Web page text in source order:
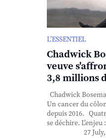
L’ESSENTIEL
Chadwick
veuve
3,8 millions
Chadwick
Un cancer du
depuis 2016.
se déchire. L'enjeu
27